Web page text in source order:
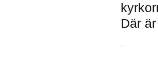
Där